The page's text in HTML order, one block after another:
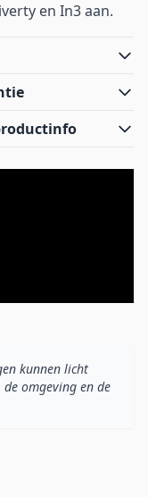
en In3 aan.
kunnen licht
omgeving en de